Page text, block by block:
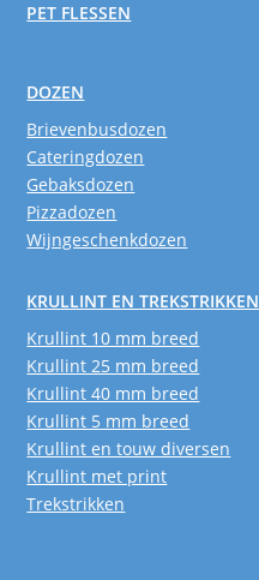
PET FLESSEN
DOZEN
Brievenbusdozen
Cateringdozen
Gebaksdozen
Pizzadozen
Wijngeschenkdozen
KRULLINT EN TREKSTRIKKEN
Krullint 10 mm breed
Krullint 25 mm breed
Krullint 40 mm breed
Krullint 5 mm breed
Krullint en touw diversen
Krullint met print
Trekstrikken